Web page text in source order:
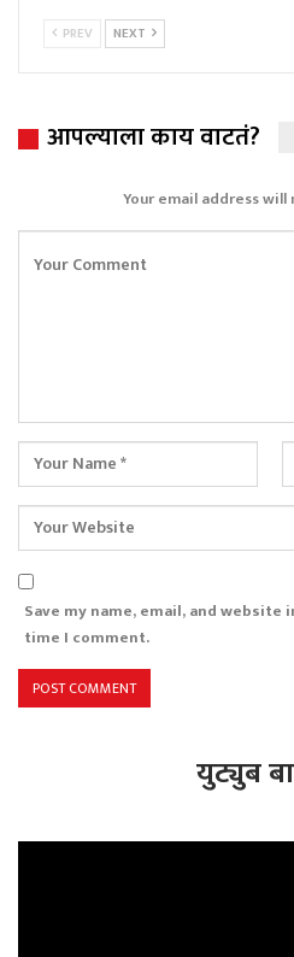
PREV NEXT
आपल्याला काय वाटतं?
Your email address
Save my name, email, and
time I comment.
युट्युब